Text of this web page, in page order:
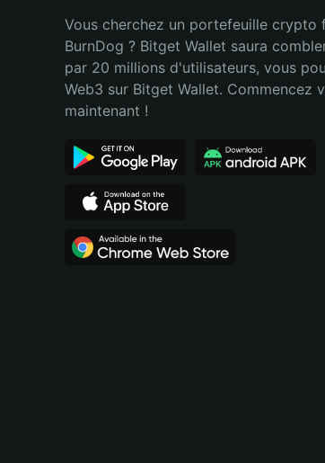
Bahasa Indonesia
Español (Argentina)
Vous cherchez un portefeuille crypto
BurnDog ? Bitget Wallet saura
par 20 millions d'utilisateurs, vous
Web3 sur Bitget Wallet. Commencez
maintenant !